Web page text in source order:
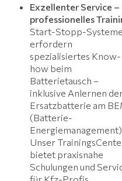
Exzellenter Service –
professionelles
Start-Stopp-
erfordern
spezialisiertes Know-
how beim
Batterietausch –
inklusive Anlernen
Ersatzbatterie am
(Batterie-
Unser
bietet praxisnahe
Schulungen und
für Kfz-Profis.